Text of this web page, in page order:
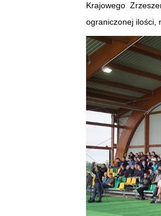
Krajowego
ograniczonej ilości,